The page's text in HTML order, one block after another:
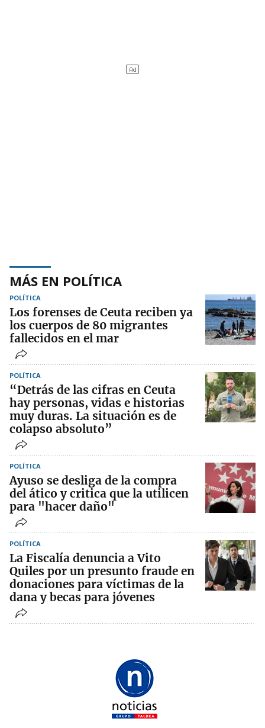
MÁS EN POLÍTICA
POLÍTICA
Los forenses de Ceuta reciben ya
los cuerpos de 80 migrantes
fallecidos en el mar
POLÍTICA
“Detrás de las cifras en Ceuta
hay personas, vidas e historias
muy duras. La situación es de
colapso absoluto”
POLÍTICA
Ayuso se desliga de la compra
del ático y critica que la utilicen
para "hacer daño"
POLÍTICA
La Fiscalía denuncia a Vito
Quiles por un presunto fraude en
donaciones para víctimas de la
dana y becas para jóvenes